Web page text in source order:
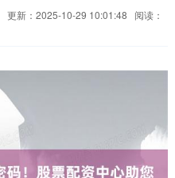
更新：2025-10-29 10:01:48
阅读：